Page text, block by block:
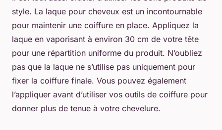
style. La laque pour cheveux est un incontournable
pour maintenir une coiffure en place. Appliquez la
laque en vaporisant à environ 30 cm de votre tête
pour une répartition uniforme du produit. N’oubliez
pas que la laque ne s’utilise pas uniquement pour
fixer la coiffure finale. Vous pouvez également
l’appliquer avant d’utiliser vos outils de coiffure pour
donner plus de tenue à votre chevelure.